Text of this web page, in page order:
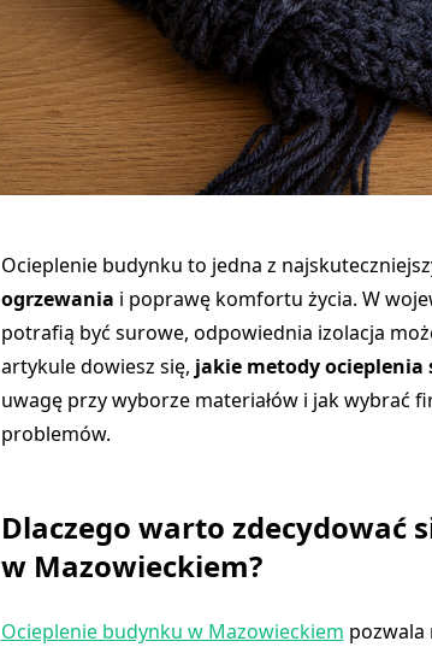
Ocieplenie budynku to jedna z
ogrzewania i poprawę komfortu życia. W
potrafią być surowe, odpowiednia izolacja
artykule dowiesz się, jakie metody ocieplenia
uwagę przy wyborze materiałów i jak wybrać
problemów.
Dlaczego warto zdecydować
w Mazowieckiem?
Ocieplenie budynku w Mazowieckiem pozwala